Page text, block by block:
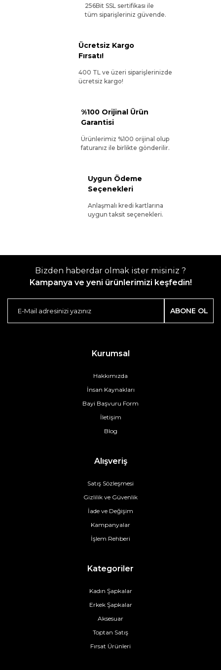
256Bit SSL sertifikası ile
tüm siparişleriniz güvende.
Ücretsiz Kargo
Fırsatı!
400 TL ve üzeri siparişlerinizde
ücretsiz kargo!
%100 Orijinal Ürün
Garantisi
Ürünlerimiz %100 orijinal olup
faturanız ile birlikte gönderilir.
Uygun Ödeme
Seçenekleri
Anlaşmalı kredi kartlarına
uygun taksit seçenekleri.
Bizden haberdar olmak ister misiniz ?
Kampanya ve yeni ürünlerimizi keşfedin!
ABONE OL
Kurumsal
Hakkımızda
İnsan Kaynakları
Bayi Başvuru Form
İletişim
Blog
Alışveriş
Satış Sözleşmesi
Gizlilik ve Güvenlik
İade ve Değişim
Kampanyalar
İşlem Rehberi
Kategoriler
Kadın Şapkalar
Erkek Şapkalar
Aksesuar
Toptan Satış
Fırsat Ürünleri